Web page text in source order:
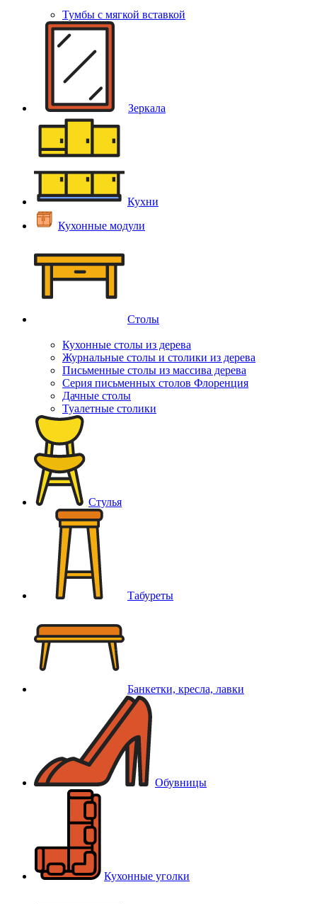
Тумбы с мягкой вставкой
Зеркала
Кухни
Кухонные модули
Столы
Кухонные столы из дерева
Журнальные столы и столики из дерева
Письменные столы из массива дерева
Серия письменных столов Флоренция
Дачные столы
Туалетные столики
Стулья
Табуреты
Банкетки, кресла, лавки
Обувницы
Кухонные уголки